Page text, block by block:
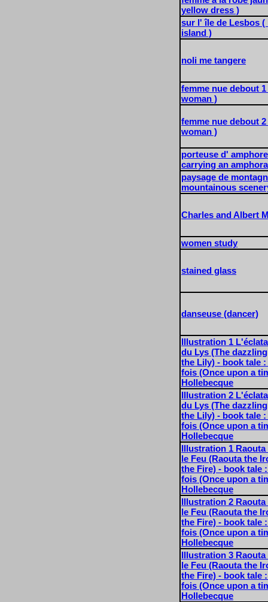
yellow dress )
sur l' île de Lesbos (
island )
noli me tangere
femme nue debout
woman )
femme nue debout
woman )
porteuse d'
carrying an
paysage de
mountainous
Charles and Albert
women study
stained glass
danseuse (dancer)
Illustration 1
du Lys (The
the Lily) - book tale
fois (Once upon a
Hollebecque
Illustration 2
du Lys (The
the Lily) - book tale
fois (Once upon a
Hollebecque
Illustration 1 Raouta
le Feu (Raouta the
the Fire) - book tale
fois (Once upon a
Hollebecque
Illustration 2 Raouta
le Feu (Raouta the
the Fire) - book tale
fois (Once upon a
Hollebecque
Illustration 3 Raouta
le Feu (Raouta the
the Fire) - book tale
fois (Once upon a
Hollebecque